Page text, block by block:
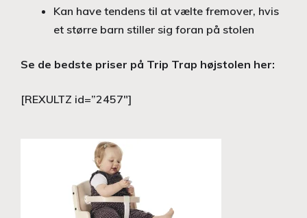
Kan have tendens til at vælte fremover, hvis
et større barn stiller sig foran på stolen
Se de bedste priser på Trip Trap højstolen her:
[REXULTZ id=”2457″]